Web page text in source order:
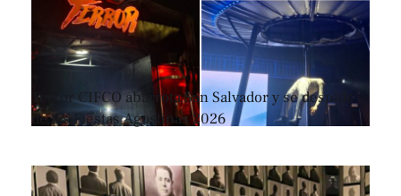
Terror CIFCO abarrota San Salvador y se despide
de las Fiestas Agostinas 2026